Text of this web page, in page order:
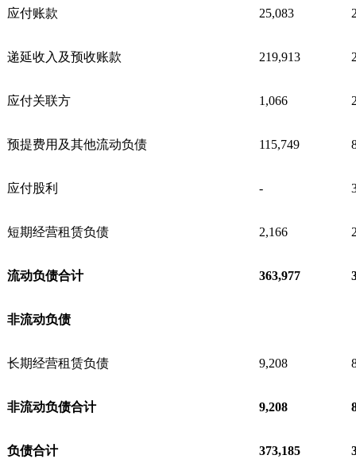
应付账款 25,083
递延收入及预收账款 219,913
应付关联方 1,066
预提费用及其他流动负债 115,749
应付股利 -
短期经营租赁负债 2,166
流动负债合计 363,977
非流动负债
长期经营租赁负债 9,208
非流动负债合计 9,208
负债合计 373,185